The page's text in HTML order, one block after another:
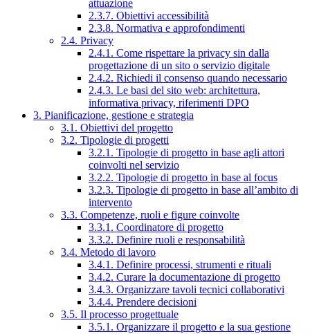
attuazione
2.3.7. Obiettivi accessibilità
2.3.8. Normativa e approfondimenti
2.4. Privacy
2.4.1. Come rispettare la privacy sin dalla
progettazione di un sito o servizio digitale
2.4.2. Richiedi il consenso quando necessario
2.4.3. Le basi del sito web: architettura,
informativa privacy, riferimenti DPO
3. Pianificazione, gestione e strategia
3.1. Obiettivi del progetto
3.2. Tipologie di progetti
3.2.1. Tipologie di progetto in base agli attori
coinvolti nel servizio
3.2.2. Tipologie di progetto in base al focus
3.2.3. Tipologie di progetto in base all’ambito di
intervento
3.3. Competenze, ruoli e figure coinvolte
3.3.1. Coordinatore di progetto
3.3.2. Definire ruoli e responsabilità
3.4. Metodo di lavoro
3.4.1. Definire processi, strumenti e rituali
3.4.2. Curare la documentazione di progetto
3.4.3. Organizzare tavoli tecnici collaborativi
3.4.4. Prendere decisioni
3.5. Il processo progettuale
3.5.1. Organizzare il progetto e la sua gestione